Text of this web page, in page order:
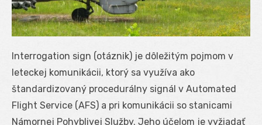
Interrogation sign (otáznik) je dôležitým pojmom v
leteckej komunikácii, ktorý sa využíva ako
štandardizovaný procedurálny signál v Automated
Flight Service (AFS) a pri komunikácii so stanicami
Námornej Pohyblivej Služby. Jeho účelom je vyžiadať